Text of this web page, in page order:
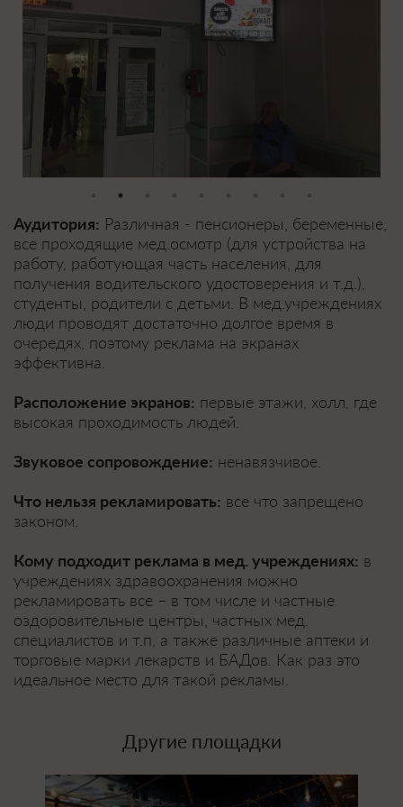
Аудитория: Различная - пенсионеры, беременные,
все проходящие мед.осмотр (для устройства на
работу, работующая часть населения, для
получения водительского удостоверения и т.д.),
студенты, родители с детьми. В мед.учреждениях
люди проводят достаточно долгое время в
очередях, поэтому реклама на экранах
эффективна.
Расположение экранов: первые этажи, холл, где
высокая проходимость людей.
Звуковое сопровождение: ненавязчивое.
Что нельзя рекламировать: все что запрещено
законом.
Кому подходит реклама в мед. учреждениях: в
учреждениях здравоохранения можно
рекламировать все – в том числе и частные
оздоровительные центры, частных мед.
специалистов и т.п, а также различные аптеки и
торговые марки лекарств и БАДов. Как раз это
идеальное место для такой рекламы.
Другие площадки